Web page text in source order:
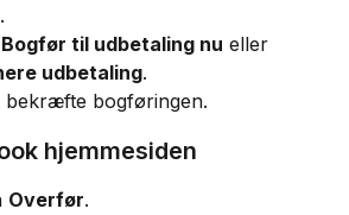
.
Bogfør til udbetaling nu eller
udbetaling.
bogføringen.
hjemmesiden
Overfør.